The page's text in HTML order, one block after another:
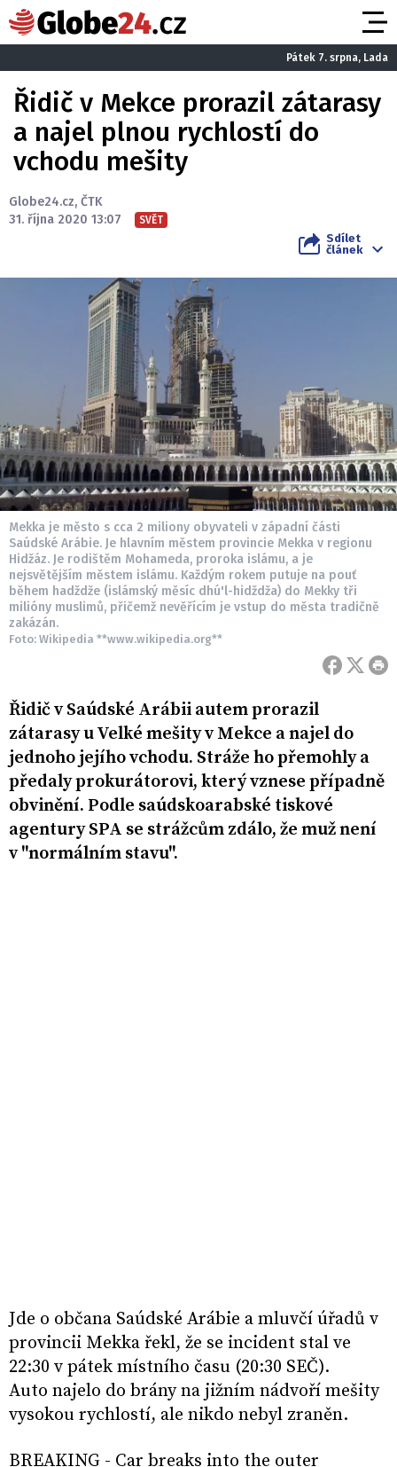
Pátek 7. srpna, Lada
Řidič v Mekce prorazil zátarasy
a najel plnou rychlostí do
vchodu mešity
Globe24.cz, ČTK
31. října 2020 13:07
SVĚT
Sdílet
článek
Mekka je město s cca 2 miliony obyvateli v západní části
Saúdské Arábie. Je hlavním městem provincie Mekka v regionu
Hidžáz. Je rodištěm Mohameda, proroka islámu, a je
nejsvětějším městem islámu. Každým rokem putuje na pouť
během hadždže (islámský měsíc dhú'l-hidždža) do Mekky tři
milióny muslimů, přičemž nevěřícím je vstup do města tradičně
zakázán.
Foto: Wikipedia **www.wikipedia.org**
Řidič v Saúdské Arábii autem prorazil
zátarasy u Velké mešity v Mekce a najel do
jednoho jejího vchodu. Stráže ho přemohly a
předaly prokurátorovi, který vznese případně
obvinění. Podle saúdskoarabské tiskové
agentury SPA se strážcům zdálo, že muž není
v "normálním stavu".
Jde o občana Saúdské Arábie a mluvčí úřadů v
provincii Mekka řekl, že se incident stal ve
22:30 v pátek místního času (20:30 SEČ).
Auto najelo do brány na jižním nádvoří mešity
vysokou rychlostí, ale nikdo nebyl zraněn.
BREAKING - Car breaks into the outer